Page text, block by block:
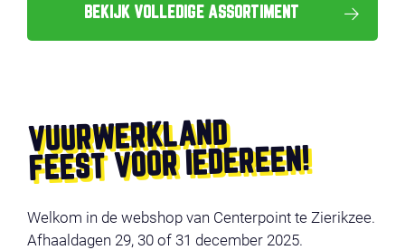
BEKIJK VOLLEDIGE ASSORTIMENT
VUURWERKLAND
FEEST VOOR IEDEREEN!
Welkom in de webshop van Centerpoint te Zierikzee.
Afhaaldagen 29, 30 of 31 december 2025.